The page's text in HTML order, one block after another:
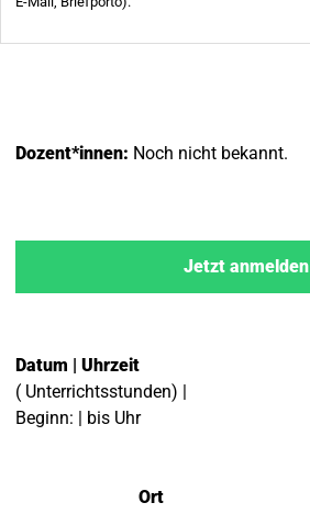
Dozent*innen: Noch nicht bekannt.
Jetzt anmelden
Datum | Uhrzeit
( Unterrichtsstunden) |
Beginn: | bis Uhr
Ort